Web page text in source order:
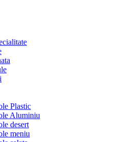
Plastic
Aluminiu
desert
meniu